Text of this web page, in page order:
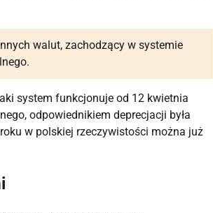
walut, zachodzący w systemie
system funkcjonuje od 12 kwietnia
odpowiednikiem deprecjacji była
w polskiej rzeczywistości można już